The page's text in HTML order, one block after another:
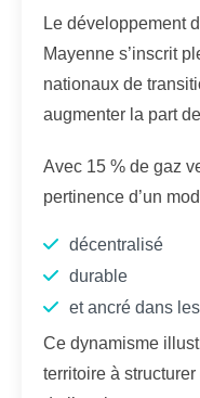
Le développement
Mayenne s’inscrit
nationaux de
augmenter la part
Avec 15 % de gaz
pertinence d’un
décentralisé
durable
et ancré dans
Ce dynamisme
territoire à